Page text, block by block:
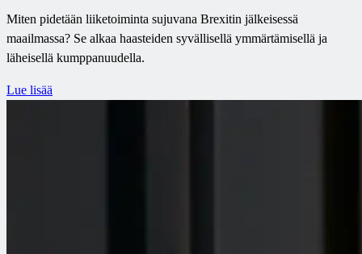
Miten pidetään liiketoiminta sujuvana Brexitin jälkeisessä
maailmassa? Se alkaa haasteiden syvällisellä ymmärtämisellä ja
läheisellä kumppanuudella.
Lue lisää